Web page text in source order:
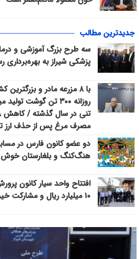
جدیدترین مطالب
سه طرح بزرگ آموزشی و
پزشکی شیراز به بهره‌برداری
با ۸ مزرعه مادر و
مصرف مرغ پس از حذف ارز
دو عضو کانون فارس در
هنگ‌کنگ و بلغارستان
افتتاح واحد سیار کانون
۱۰ میلیارد ریال و مشارکت خیر نیک‌اندیش